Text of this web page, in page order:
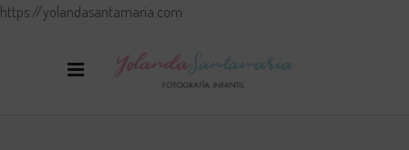
https://yolandasantamaria.com